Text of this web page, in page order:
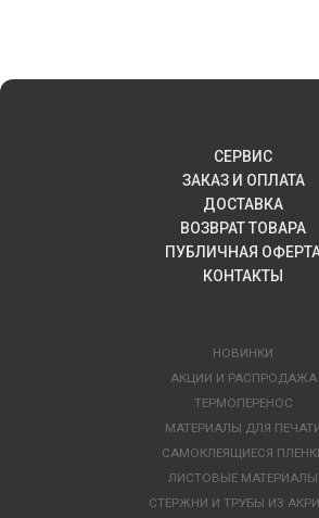
СЕРВИС
ЗАКАЗ И ОПЛАТА
ДОСТАВКА
ВОЗВРАТ ТОВАРА
ПУБЛИЧНАЯ
КОНТАКТЫ
НОВИНКИ
АКЦИИ И РАСПРОДАЖА
ТЕРМОПЕРЕНОС
МАТЕРИАЛЫ ДЛЯ
САМОКЛЕЯЩИЕСЯ
ЛИСТОВЫЕ МАТЕРИАЛЫ
СТЕРЖНИ И ТРУБЫ ИЗ